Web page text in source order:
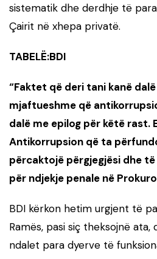
sistematik dhe derdhje të
Çairit në xhepa privatë.
TABELË:BDI
“Faktet që deri tani kanë
mjaftueshme që
dalë me epilog për këtë rast.
Antikorrupsion që ta
përcaktojë përgjegjësi dhe
për ndjekje penale në
BDI kërkon hetim urgjent të
Ramës, pasi siç theksojnë
ndalet para dyerve të